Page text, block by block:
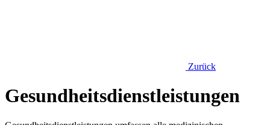
Zurück
Gesundheitsdienstleistungen